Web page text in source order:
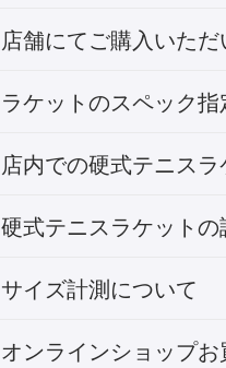
店舗にてご購入いた
ラケットのスペック
店内での硬式テニス
硬式テニスラケット
サイズ計測について
オンラインショップ